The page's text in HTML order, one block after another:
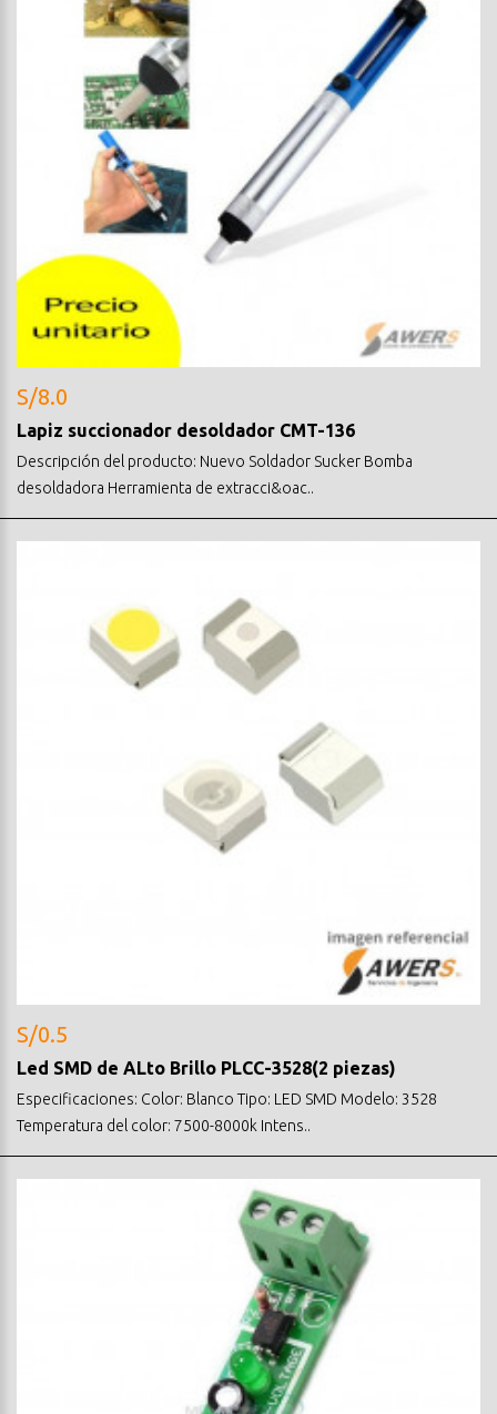
S/8.0
Lapiz succionador desoldador CMT-136
Descripción del producto: Nuevo Soldador Sucker Bomba
desoldadora Herramienta de extracci&oac..
S/0.5
Led SMD de ALto Brillo PLCC-3528(2 piezas)
Especificaciones: Color: Blanco Tipo: LED SMD Modelo: 3528
Temperatura del color: 7500-8000k Intens..